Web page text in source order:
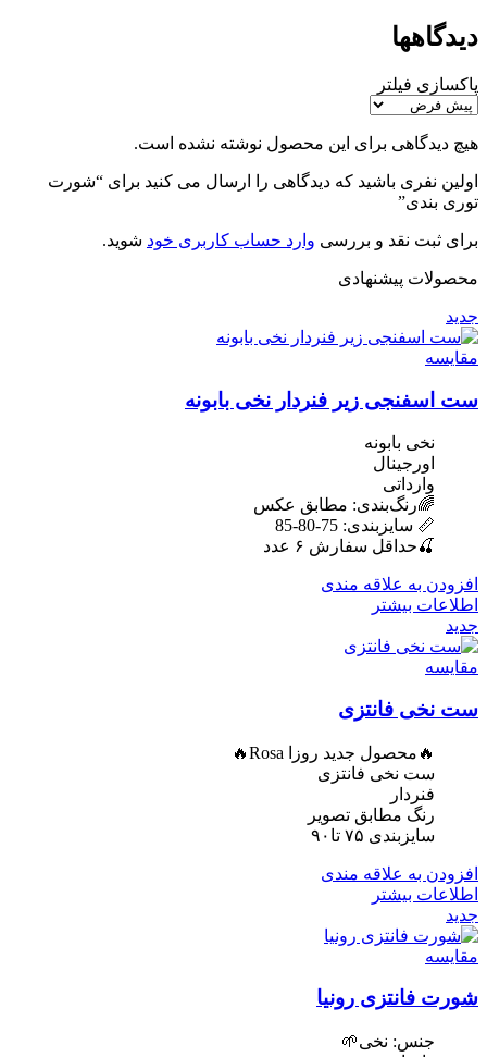
دیدگاهها
پاکسازی فیلتر
هیچ دیدگاهی برای این محصول نوشته نشده است.
اولین نفری باشید که دیدگاهی را ارسال می کنید برای “شورت
توری بندی”
برای ثبت نقد و بررسی وارد حساب کاربری خود شوید.
محصولات پیشنهادی
جدید
مقایسه
ست اسفنجی زیر فنردار نخی بابونه
نخی بابونه
اورجینال
وارداتی
🌈رنگ‌بندی: مطابق عکس
📏 سایزبندی: 75-80-85
🍒حداقل سفارش ۶ عدد
افزودن به علاقه مندی
اطلاعات بیشتر
جدید
مقایسه
ست نخی فانتزی
🔥محصول جدید روزا Rosa🔥
ست نخی فانتزی
فنردار
رنگ مطابق تصویر
سایزبندی ۷۵ تا۹۰
افزودن به علاقه مندی
اطلاعات بیشتر
جدید
مقایسه
شورت فانتزی رونیا
جنس: نخی🌱